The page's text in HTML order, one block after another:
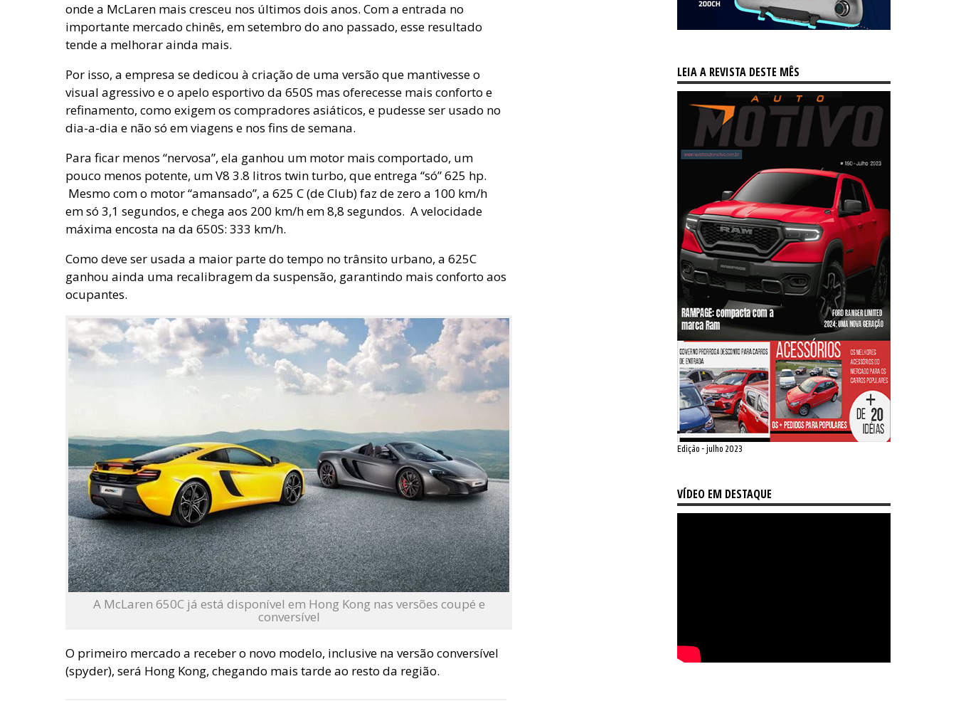
onde a McLaren mais cresceu nos últimos dois anos. Com a entrada no
importante mercado chinês, em setembro do ano passado, esse resultado
tende a melhorar ainda mais.
Por isso, a empresa se dedicou à criação de uma versão que mantivesse o
visual agressivo e o apelo esportivo da 650S mas oferecesse mais conforto e
refinamento, como exigem os compradores asiáticos, e pudesse ser usado no
dia-a-dia e não só em viagens e nos fins de semana.
Para ficar menos “nervosa”, ela ganhou um motor mais comportado, um
pouco menos potente, um V8 3.8 litros twin turbo, que entrega “só” 625 hp.
Mesmo com o motor “amansado”, a 625 C (de Club) faz de zero a 100 km/h
em só 3,1 segundos, e chega aos 200 km/h em 8,8 segundos. A velocidade
máxima encosta na da 650S: 333 km/h.
Como deve ser usada a maior parte do tempo no trânsito urbano, a 625C
ganhou ainda uma recalibragem da suspensão, garantindo mais conforto aos
ocupantes.
A McLaren 650C já está disponível em Hong Kong nas versões coupé e
conversível
O primeiro mercado a receber o novo modelo, inclusive na versão conversível
(spyder), será Hong Kong, chegando mais tarde ao resto da região.
LEIA A REVISTA DESTE MÊS
Edição - julho 2023
VÍDEO EM DESTAQUE